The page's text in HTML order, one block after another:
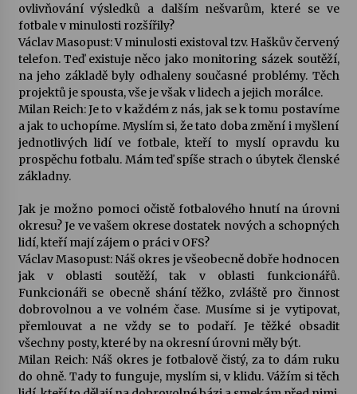
ovlivňování výsledků a dalším nešvarům, které se ve
fotbale v minulosti rozšířily?
Václav Masopust: V minulosti existoval tzv. Haškův červený
telefon. Teď existuje něco jako monitoring sázek soutěží,
na jeho základě byly odhaleny současné problémy. Těch
projektů je spousta, vše je však v lidech a jejich morálce.
Milan Reich: Je to v každém z nás, jak se k tomu postavíme
a jak to uchopíme. Myslím si, že tato doba změní i myšlení
jednotlivých lidí ve fotbale, kteří to myslí opravdu ku
prospěchu fotbalu. Mám teď spíše strach o úbytek členské
základny.
Jak je možno pomoci očistě fotbalového hnutí na úrovni
okresu? Je ve vašem okrese dostatek nových a schopných
lidí, kteří mají zájem o práci v OFS?
Václav Masopust: Náš okres je všeobecně dobře hodnocen
jak v oblasti soutěží, tak v oblasti funkcionářů.
Funkcionáři se obecně shání těžko, zvláště pro činnost
dobrovolnou a ve volném čase. Musíme si je vytipovat,
přemlouvat a ne vždy se to podaří. Je těžké obsadit
všechny posty, které by na okresní úrovni měly být.
Milan Reich: Náš okres je fotbalově čistý, za to dám ruku
do ohně. Tady to funguje, myslím si, v klidu. Vážím si těch